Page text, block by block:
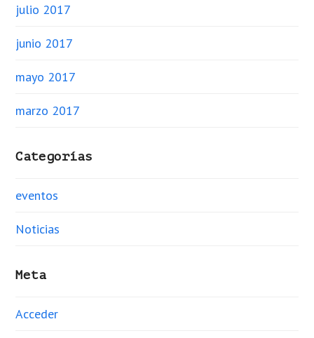
julio 2017
junio 2017
mayo 2017
marzo 2017
Categorías
eventos
Noticias
Meta
Acceder